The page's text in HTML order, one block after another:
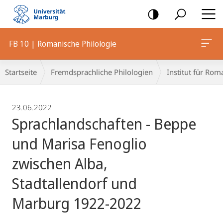
Mobile-
Navigation
FB 10 | Romanische Philologie
Breadcrumb-
Navigation
Startseite Fremdsprachliche Philologien Institut für
23.06.2022
Sprachlandschaften - Beppe
und Marisa Fenoglio
zwischen Alba,
Stadtallendorf und
Marburg 1922-2022